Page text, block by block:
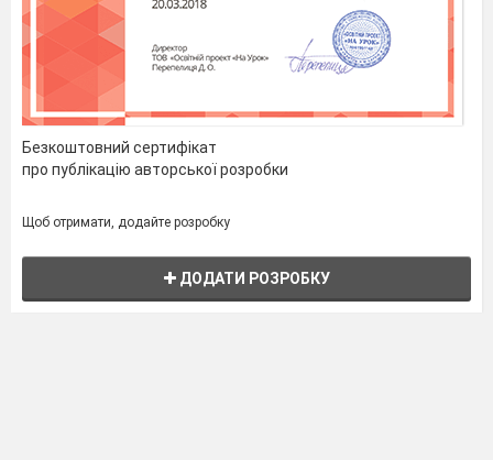
Безкоштовний сертифікат
про публікацію авторської розробки
Щоб отримати, додайте розробку
ДОДАТИ РОЗРОБКУ